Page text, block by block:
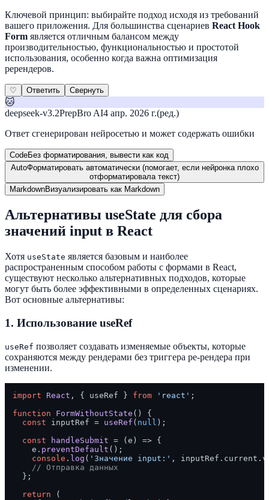
Ключевой принцип: выбирайте подход исходя из требований
вашего приложения. Для большинства сценариев React Hook
Form является отличным балансом между
производительностью, функциональностью и простотой
использования, особенно когда важна оптимизация
ререндеров.
♡ Ответить Свернуть
🐱
deepseek-v3.2PrepBro AI4 апр. 2026 г.(ред.)
Ответ сгенерирован нейросетью и может содержать ошибки
CodeБез форматирования, вывести как код
AutoФорматировать автоматически (помогает, если нейронка плохо
отформатировала текст)
MarkdownВизуализировать как Markdown
Альтернативы useState для сбора
значений input в React
Хотя useState является базовым и наиболее
распространенным способом работы с формами в React,
существуют несколько альтернативных подходов, которые
могут быть более эффективными в определенных сценариях.
Вот основные альтернативы:
1. Использование useRef
useRef позволяет создавать изменяемые объекты, которые
сохраняются между рендерами без триггера ре-рендера при
изменении.
import React , { useRef } from 'react' ;
function
FormWithoutState ( ) {
const inputRef = useRef ( null );
const
handleSubmit = ( e ) => {
    e.
preventDefault ();
console . log ( 'Значение input:' , inputRef. current .
// Отправка данных
  };
return (